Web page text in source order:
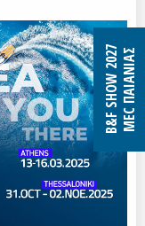
B&F SHOW 2027MEC ΠΑΙΑΝΙΑΣ